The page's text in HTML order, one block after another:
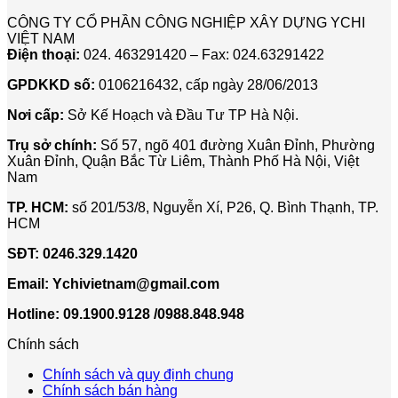
CÔNG TY CỔ PHẦN CÔNG NGHIỆP XÂY DỰNG YCHI
VIỆT NAM
Điện thoại: 024. 463291420 – Fax: 024.63291422
GPDKKD số: 0106216432, cấp ngày 28/06/2013
Nơi cấp: Sở Kế Hoạch và Đầu Tư TP Hà Nội.
Trụ sở chính: Số 57, ngõ 401 đường Xuân Đỉnh, Phường
Xuân Đỉnh, Quận Bắc Từ Liêm, Thành Phố Hà Nội, Việt
Nam
TP. HCM: số 201/53/8, Nguyễn Xí, P26, Q. Bình Thạnh, TP.
HCM
SĐT: 0246.329.1420
Email: Ychivietnam@gmail.com
Hotline: 09.1900.9128 /0988.848.948
Chính sách
Chính sách và quy định chung
Chính sách bán hàng